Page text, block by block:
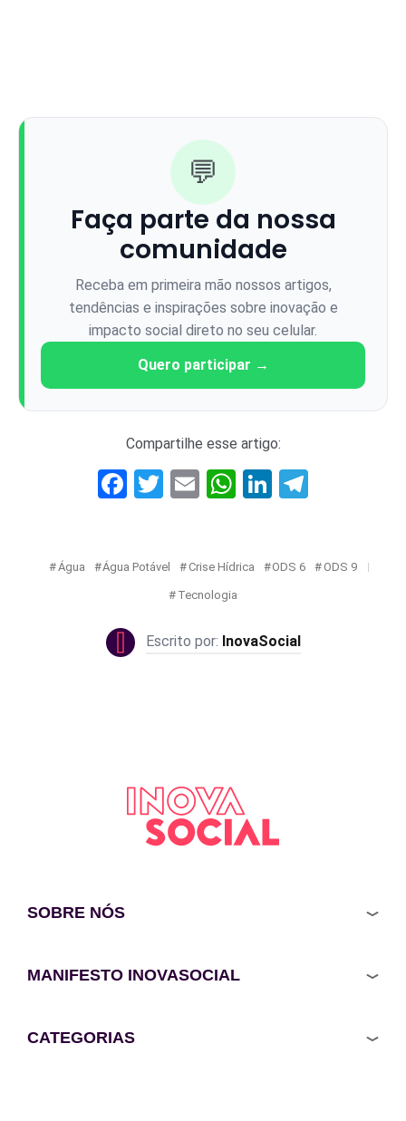
💬
Faça parte da nossa
comunidade
Receba em primeira mão nossos artigos,
tendências e inspirações sobre inovação e
impacto social direto no seu celular.
Quero participar →
Compartilhe esse artigo:
Facebook
Twitter
EmailWhatsApp
LinkedIn
Água Água Potável Crise Hídrica ODS 6 ODS 9
Tecnologia
InovaSocial
SOBRE NÓS
MANIFESTO INOVASOCIAL
CATEGORIAS